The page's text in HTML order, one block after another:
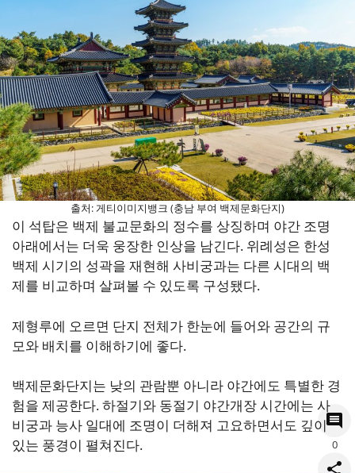
출처: 게티이미지뱅크 (충남 부여 백제문화단지)
이 석탑은 백제 불교문화의 정수를 상징하며 야간 조명
아래에서는 더욱 웅장한 인상을 남긴다. 위례성은 한성
백제 시기의 성곽을 재현해 사비궁과는 다른 시대의 백
제를 비교하며 살펴볼 수 있도록 구성됐다.
제형루에 오르면 단지 전체가 한눈에 들어와 공간의 규
모와 배치를 이해하기에 좋다.
백제문화단지는 낮의 관람뿐 아니라 야간에도 특별한 경
험을 제공한다. 하절기와 동절기 야간개장 시간에는 사
비궁과 능사 일대에 조명이 더해져 고요하면서도 깊이
있는 풍경이 펼쳐진다.
0